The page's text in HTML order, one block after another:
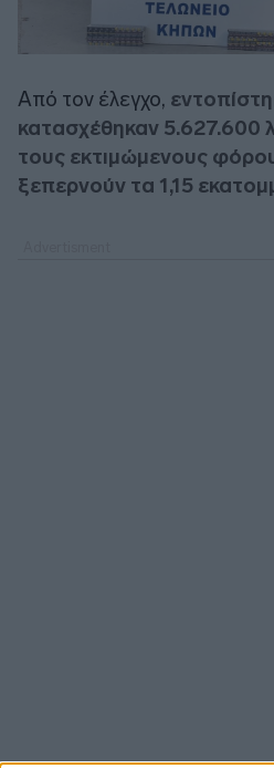
Από τον έλεγχο,
κατασχέθηκαν 5.627.600
τους εκτιμώμενους
ξεπερνούν τα 1,15